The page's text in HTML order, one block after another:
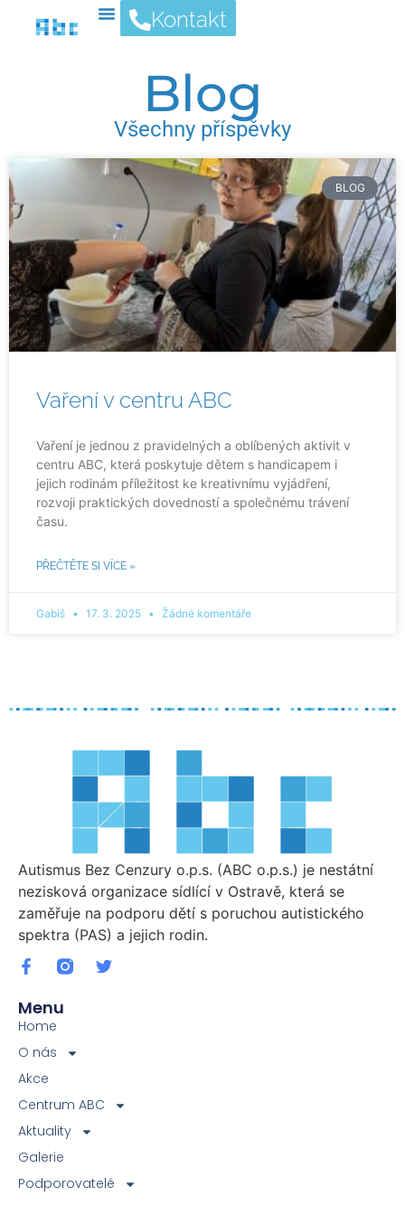
Kontakt
Blog
Všechny příspěvky
BLOG
Vaření v centru ABC
Vaření je jednou z pravidelných a oblíbených aktivit v
centru ABC, která poskytuje dětem s handicapem i
jejich rodinám příležitost ke kreativnímu vyjádření,
rozvoji praktických dovedností a společnému trávení
času.
PŘEČTĚTE SI VÍCE »
Gabiš 17. 3. 2025 Žádné komentáře
Autismus Bez Cenzury o.p.s. (ABC o.p.s.) je nestátní
nezisková organizace sídlící v Ostravě, která se
zaměřuje na podporu dětí s poruchou autistického
spektra (PAS) a jejich rodin.
Menu
Home
O nás
Akce
Centrum ABC
Aktuality
Galerie
Podporovatelé